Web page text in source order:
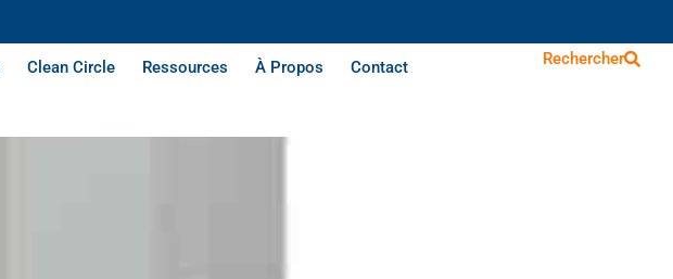
Clean Circle Ressources À Propos Contact Rechercher